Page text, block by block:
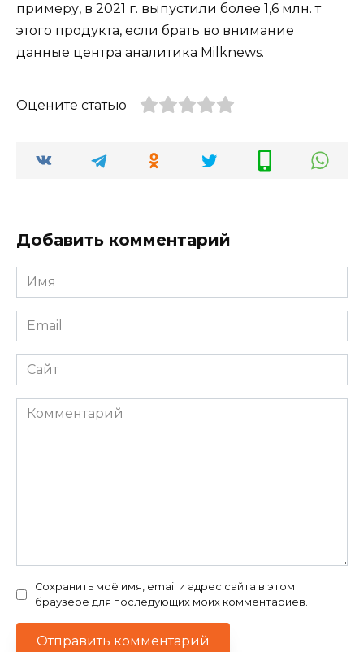
примеру, в 2021 г. выпустили более 1,6 млн. т
этого продукта, если брать во внимание
данные центра аналитика Milknews.
Оцените статью
Добавить комментарий
Имя
*
Email
*
Сайт
Комментарий
Сохранить моё имя, email и адрес сайта в этом
браузере для последующих моих комментариев.